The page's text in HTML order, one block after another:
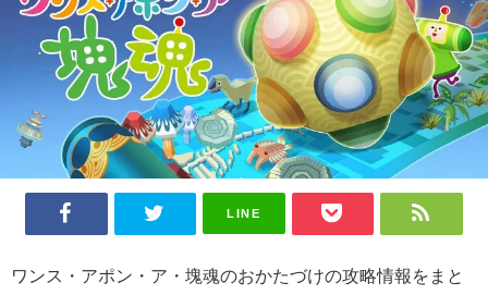
LINE
ワンス・アポン・ア・塊魂のおかたづけの攻略情報をまと